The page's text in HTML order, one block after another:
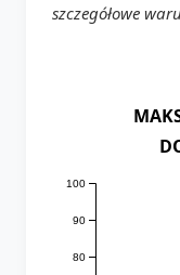
szczegółowe
80
90
100